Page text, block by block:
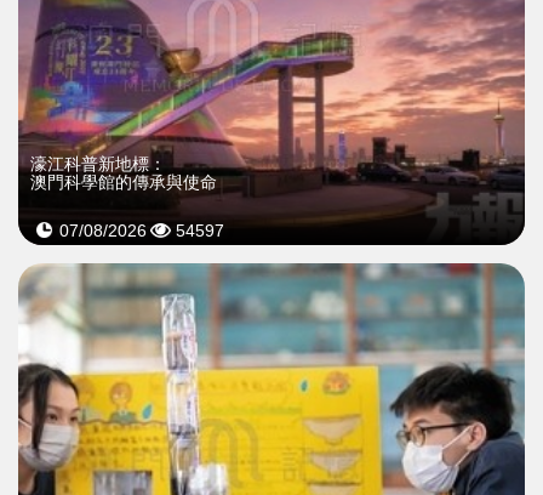
濠江科普新地標：
澳門科學館的傳承與使命
07/08/2026 54597